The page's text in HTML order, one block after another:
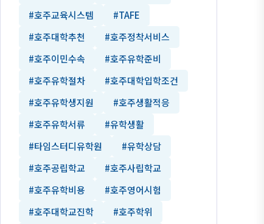
#호주교육시스템
#TAFE
#호주대학추천
#호주정착서비스
#호주이민수속
#호주유학준비
#호주유학절차
#호주대학입학조건
#호주유학생지원
#호주생활적응
#호주유학서류
#유학생활
#타임스터디유학원
#유학상담
#호주공립학교
#호주사립학교
#호주유학비용
#호주영어시험
#호주대학교진학
#호주학위